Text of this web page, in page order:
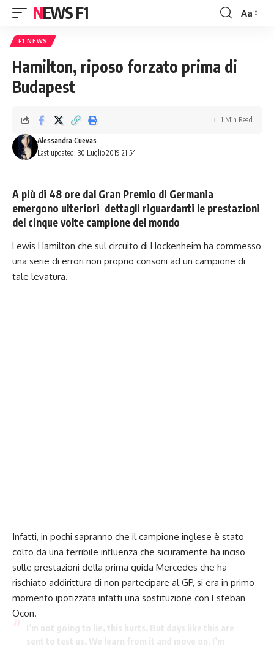
NEWS F1
Font
Aa
F1 NEWS
Hamilton, riposo forzato prima di
Budapest
Last updated: 30 Luglio 2019 21:54
Alessandra Cuevas
1 Min Read
A più di 48 ore dal Gran Premio di Germania
emergono ulteriori dettagli riguardanti le prestazioni
del cinque volte campione del mondo
Lewis Hamilton che sul circuito di Hockenheim ha commesso
una serie di errori non proprio consoni ad un campione di
tale levatura.
Infatti, in pochi sapranno che il campione inglese è stato
colto da una terribile influenza che sicuramente ha inciso
sulle prestazioni della prima guida Mercedes che ha
rischiato addirittura di non partecipare al GP, si era in primo
momento ipotizzata infatti una sostituzione con Esteban
Ocon.